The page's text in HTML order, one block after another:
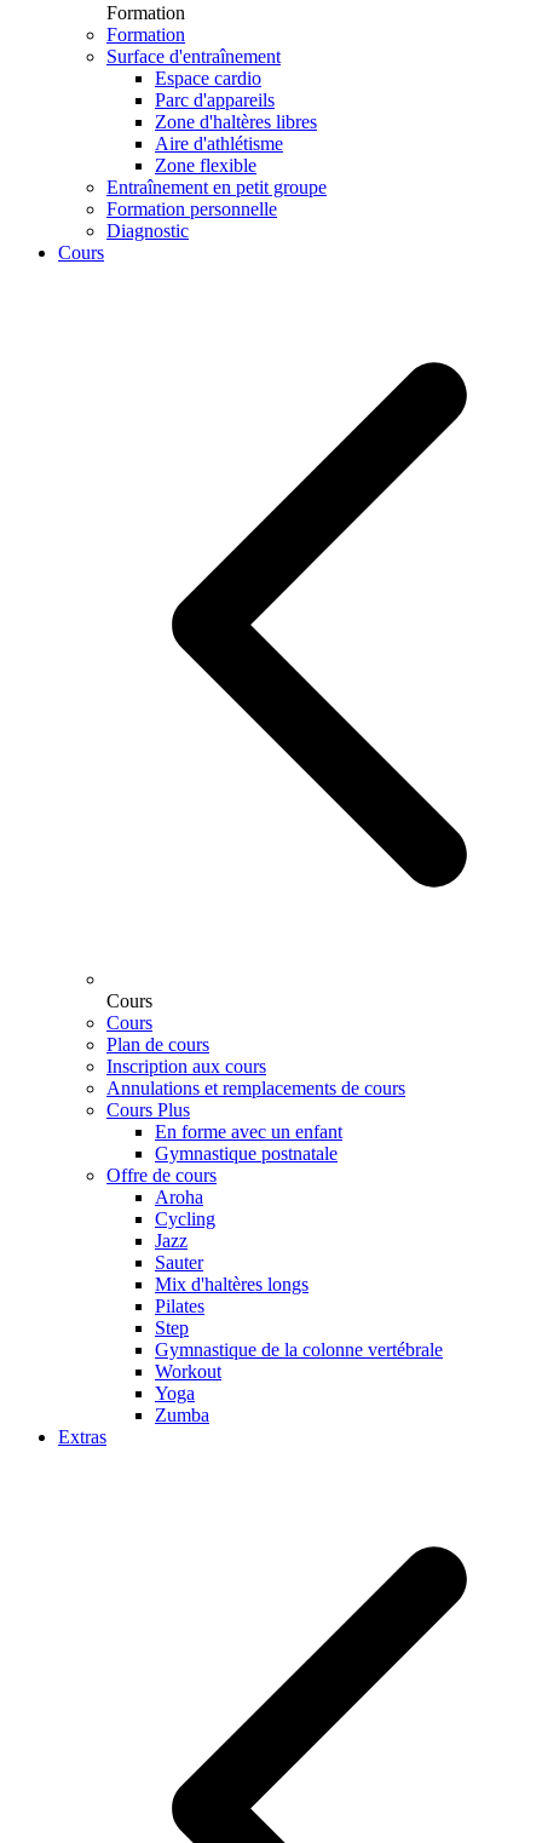
Formation
Formation
Surface d'entraînement
Espace cardio
Parc d'appareils
Zone d'haltères libres
Aire d'athlétisme
Zone flexible
Entraînement en petit groupe
Formation personnelle
Diagnostic
Cours
Cours
Cours
Plan de cours
Inscription aux cours
Annulations et remplacements de cours
Cours Plus
En forme avec un enfant
Gymnastique postnatale
Offre de cours
Aroha
Cycling
Jazz
Sauter
Mix d'haltères longs
Pilates
Step
Gymnastique de la colonne vertébrale
Workout
Yoga
Zumba
Extras